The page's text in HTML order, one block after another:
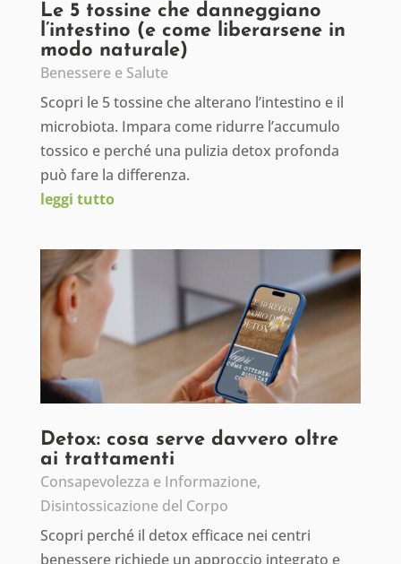
Le 5 tossine che danneggiano
l’intestino (e come liberarsene in
modo naturale)
Benessere e Salute
Scopri le 5 tossine che alterano l’intestino e il
microbiota. Impara come ridurre l’accumulo
tossico e perché una pulizia detox profonda
può fare la differenza.
leggi tutto
Detox: cosa serve davvero oltre
ai trattamenti
Consapevolezza e Informazione,
Disintossicazione del Corpo
Scopri perché il detox efficace nei centri
benessere richiede un approccio integrato e